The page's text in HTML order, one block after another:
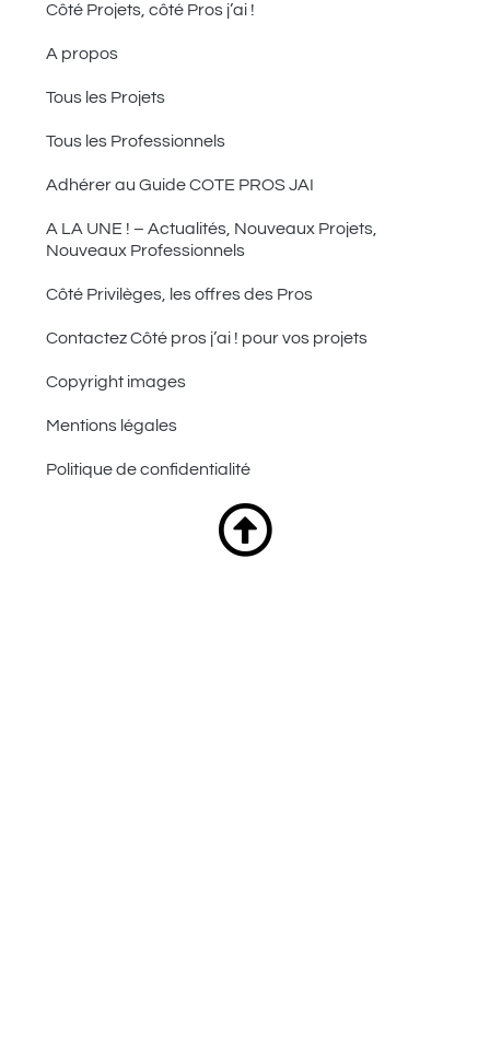
Côté Projets, côté Pros j’ai !
A propos
Tous les Projets
Tous les Professionnels
Adhérer au Guide COTE PROS JAI
A LA UNE ! – Actualités, Nouveaux Projets,
Nouveaux Professionnels
Côté Privilèges, les offres des Pros
Contactez Côté pros j’ai ! pour vos projets
Copyright images
Mentions légales
Politique de confidentialité